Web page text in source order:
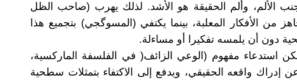
الألم، وألم الحقيقة هو الأشد. لذلك يهرب (صاحب الظل
من الأفكار المعلبة، بينما يكتفي (المسوگجي) بتجميع هذا
دون أن يلمسه تفكيرا أو مساءلة.
استدعاء مفهوم (الوعي الزائف( في الفلسفة الماركسية،
إدراك واقعه الحقيقي، ويدفع إلى الاكتفاء بتمثلات سطحية